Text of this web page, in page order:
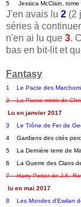
5     Jessica McClain,
J'en avais lu 2 (2
séries à
n'en ai lu que 3.
bas en bit-lit et
Fantasy
1    Le Pacte des
2    La Passe-miroir de
Lu en janvier 2017
3    Le Trône de Fer de
4    Gardiens des cités
5    La Dernière terre de
6    La Guerre des Clans
7    Harry Potter de J.K.
lu en mai 2017
8    Les Mondes d'Ewilan